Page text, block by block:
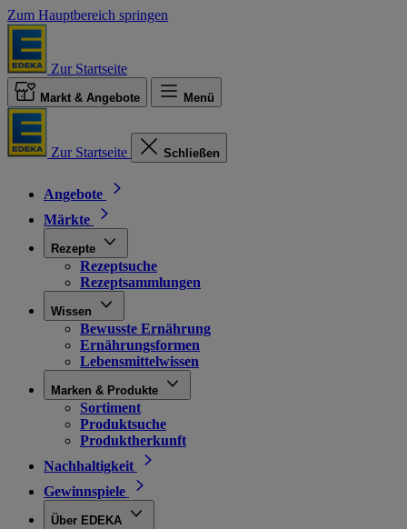
Zum Hauptbereich springen
Zur Startseite
Markt & Angebote Menü
Zur Startseite Schließen
Angebote
Märkte
Rezepte
Rezeptsuche
Rezeptsammlungen
Wissen
Bewusste Ernährung
Ernährungsformen
Lebensmittelwissen
Marken & Produkte
Sortiment
Produktsuche
Produktherkunft
Nachhaltigkeit
Gewinnspiele
Über EDEKA